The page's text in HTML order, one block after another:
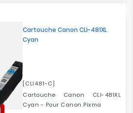
Cartouche Canon CLI-481XL
Cyan
[CLI481-C]
Cartouche Canon CLI-481XL
Cyan - Pour Canon Pixma